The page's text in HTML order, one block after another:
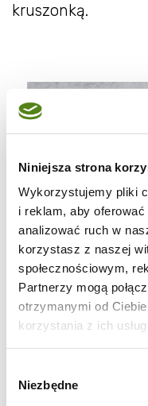
Niniejsza strona
Wykorzystujemy pliki
i reklam, aby
analizować ruch w
korzystasz z naszej
społecznościowym,
Partnerzy mogą
otrzymanymi od
korzystania z ich
zgody
Niezbędne
kruszonką.